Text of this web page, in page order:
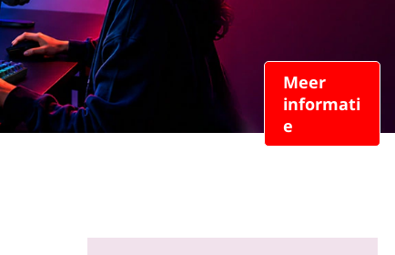
Meer
informati
e